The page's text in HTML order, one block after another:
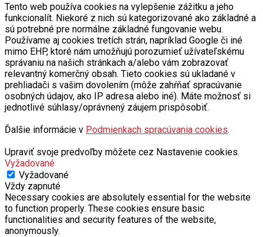
Tento web používa cookies na vylepšenie zážitku a jeho
funkcionalít. Niekoré z nich sú kategorizované ako základné a
sú potrebné pre normálne základné fungovanie webu.
Používame aj cookies tretích strán, napríklad Google či iné
mimo EHP, ktoré nám umožňujú porozumieť užívateľskému
správaniu na našich stránkach a/alebo vám zobrazovať
relevantný komerčný obsah. Tieto cookies sú ukladané v
prehliadači s vašim dovolením (môže zahŕňať spracúvanie
osobných údajov, ako IP adresa alebo iné). Máte možnosť si
jednotlivé súhlasy/oprávnený záujem prispôsobiť.
Ďalšie informácie v Podmienkach spracúvania cookies.
Upraviť svoje predvoľby môžete cez Nastavenie cookies.
Vyžadované
Vyžadované
Vždy zapnuté
Necessary cookies are absolutely essential for the website
to function properly. These cookies ensure basic
functionalities and security features of the website,
anonymously.